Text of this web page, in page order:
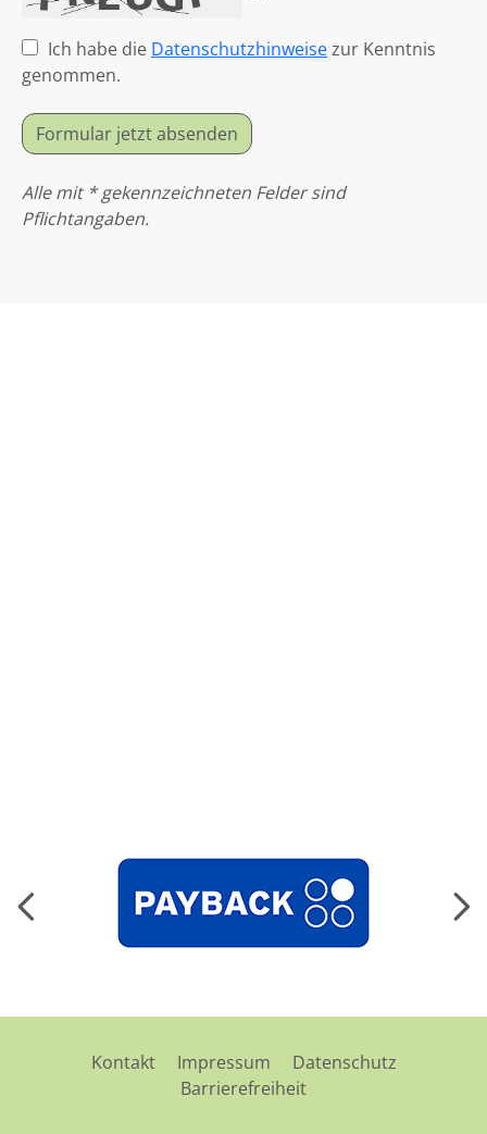
Ich habe die Datenschutzhinweisezur Kenntnis
genommen.
Formular jetzt absenden
Alle mit * gekennzeichneten Felder sind
Pflichtangaben.
Kontakt Impressum
Datenschutz
Barrierefreiheit